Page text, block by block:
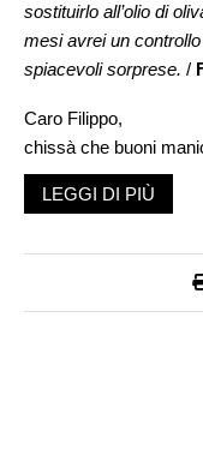
sostituirlo all’olio di
mesi avrei un
spiacevoli sorprese. /
Caro Filippo,
chissà che buoni
nutritivi: 100 g di olio
totali, di cui 85,9 g di
di cui 30 g saturi.
LEGGI DI PIÙ